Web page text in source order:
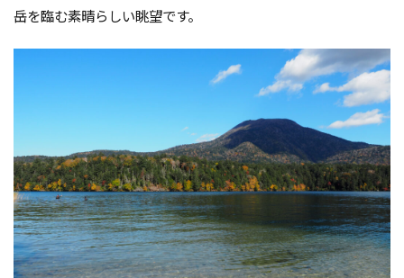
岳を臨む素晴らしい眺望です。